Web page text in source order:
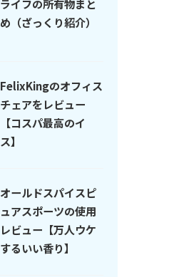
ライフの所有物まと
め（ざっくり紹介）
FelixKingのオフィス
チェアをレビュー
【コスパ最高のイ
ス】
オールドスパイスピ
ュアスポーツの使用
レビュー【万人ウケ
するいい香り】